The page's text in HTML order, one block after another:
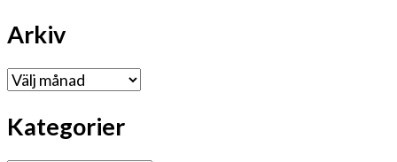
Arkiv
Arkiv
Kategorier